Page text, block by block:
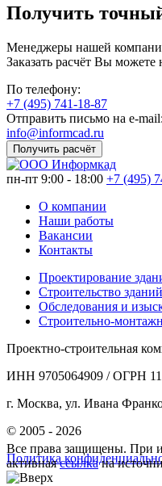
Получить
Менеджеры нашей
Заказать расчёт Вы
По телефону:
+7 (495) 741-18-87
Отправить письмо на e-mail:
info@informcad.ru
Получить расчёт
пн-пт 9:00 - 18:00 +7 (495)
О компании
Наши работы
Вакансии
Контакты
Проектирование
Строительство зданий
Обследования и
Строительно-
Проектно-строительная
ИНН 9705064909 / ОГРН
г. Москва, ул. Ивана
© 2005 - 2026
Политика
Все права защищены. При
активнаяссылкана